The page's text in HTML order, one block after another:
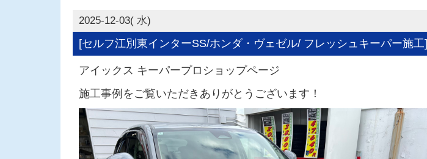
2025-12-03( 水)
[セルフ江別東インターSS/ホンダ・ヴェゼル/ フレッシュキーパー施工]
アイックス キーパープロショップページ
施工事例をご覧いただきありがとうございます！